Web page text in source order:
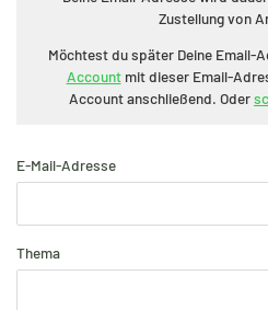
Zustellung von
Möchtest du später Deine Email-
Accountmit dieser Email-
Account anschließend. Oder
E-Mail-Adresse
Thema